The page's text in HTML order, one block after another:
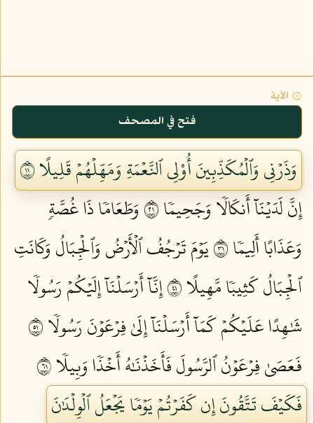
۞ الآية
فتح في المصحف
وَذَرۡنِي وَٱلۡمُكَذِّبِينَ أُوْلِي ٱلنَّعۡمَةِ وَمَهِّلۡهُمۡ قَلِيلًا ١١
إِنَّ لَدَيۡنَآ أَنكَالٗا وَجَحِيمٗا ١٢
وَطَعَامٗا ذَا غُصَّةٖ
وَعَذَابًا أَلِيمٗا ١٣
يَوۡمَ تَرۡجُفُ ٱلۡأَرۡضُ وَٱلۡجِبَالُ وَكَانَتِ
ٱلۡجِبَالُ كَثِيبٗا مَّهِيلًا ١٤
إِنَّآ أَرۡسَلۡنَآ إِلَيۡكُمۡ رَسُولٗا
شَٰهِدًا عَلَيۡكُمۡ كَمَآ أَرۡسَلۡنَآ إِلَىٰ فِرۡعَوۡنَ رَسُولٗا ١٥
فَعَصَىٰ فِرۡعَوۡنُ ٱلرَّسُولَ فَأَخَذۡنَٰهُ أَخۡذٗا وَبِيلٗا ١٦
فَكَيۡفَ تَتَّقُونَ إِن كَفَرۡتُمۡ يَوۡمٗا يَجۡعَلُ ٱلۡوِلۡدَٰنَ